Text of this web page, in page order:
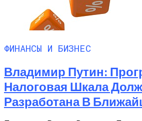
ФИНАНСЫ И БИЗНЕС
Владимир Путин:
Налоговая Шкала
Разработана В